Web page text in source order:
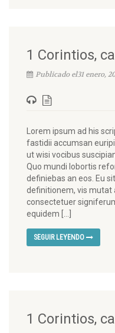
1 Corintios,
Publicado el31 enero,
Lorem ipsum ad his
fastidii accumsan
ut wisi vocibus
Quo mundi lobortis
definiebas an eos. Eu
definitionem, vis mutat
consectetuer
equidem […]
SEGUIR LEYENDO
1 Corintios,